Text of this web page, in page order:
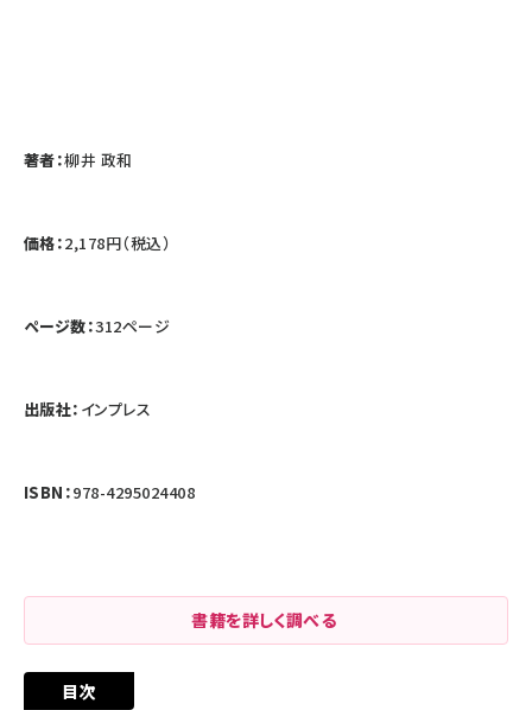
著者：柳井 政和
価格：2,178円（税込）
ページ数：312ページ
出版社： インプレス
ISBN：978-4295024408
書籍を詳しく調べる
目次